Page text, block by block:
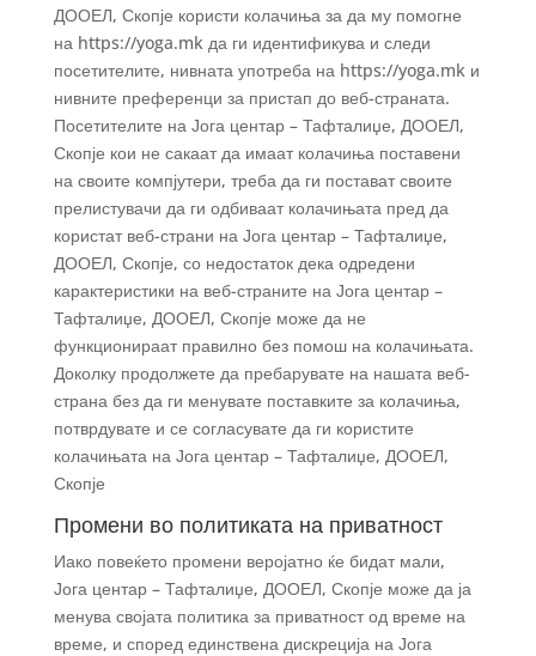
ДООЕЛ, Скопје користи колачиња за да му помогне
на https://yoga.mk да ги идентификува и следи
посетителите, нивната употреба на https://yoga.mk и
нивните преференци за пристап до веб-страната.
Посетителите на Јога центар – Тафталиџе, ДООЕЛ,
Скопје кои не сакаат да имаат колачиња поставени
на своите компјутери, треба да ги постават своите
прелистувачи да ги одбиваат колачињата пред да
користат веб-страни на Јога центар – Тафталиџе,
ДООЕЛ, Скопје, со недостаток дека одредени
карактеристики на веб-страните на Јога центар –
Тафталиџе, ДООЕЛ, Скопје може да не
функционираат правилно без помош на колачињата.
Доколку продолжете да пребарувате на нашата веб-
страна без да ги менувате поставките за колачиња,
потврдувате и се согласувате да ги користите
колачињата на Јога центар – Тафталиџе, ДООЕЛ,
Скопје
Промени во политиката на приватност
Иако повеќето промени веројатно ќе бидат мали,
Јога центар – Тафталиџе, ДООЕЛ, Скопје може да ја
менува својата политика за приватност од време на
време, и според единствена дискреција на Јога